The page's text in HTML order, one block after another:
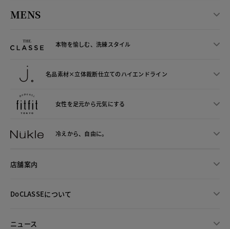
MENS
本物を愉しむ、洗練スタイル
名品素材×立体裁断仕立てのハイエンドライン
女性を足元から元気にする
冷えから、 自由に。
店舗案内
DoCLASSEについて
ニュース